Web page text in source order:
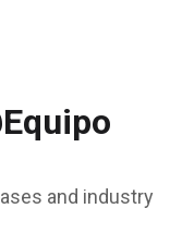
and industry